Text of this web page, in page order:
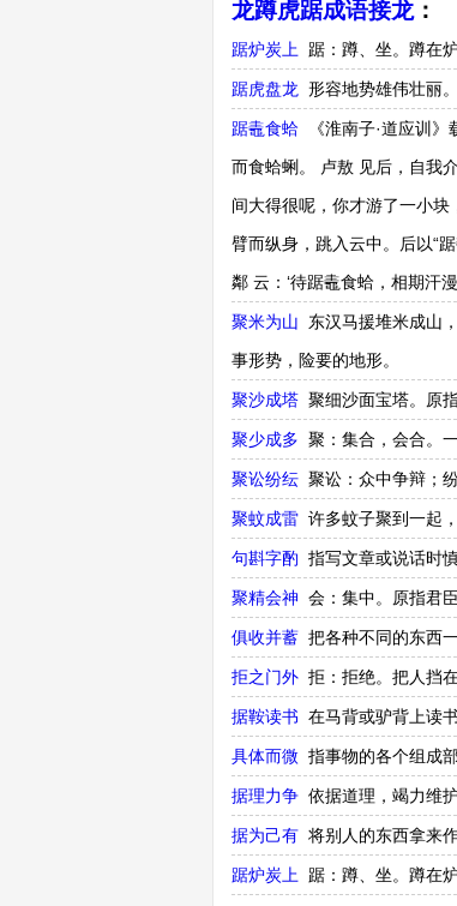
龙蹲虎踞成语接龙：
踞炉炭上 踞：蹲、坐。蹲在
踞虎盘龙 形容地势雄伟壮丽。
踞鼃食蛤
《淮南子·道应训
而食蛤蜊。 卢敖 见后，自我
间大得很呢，你才游了一小
臂而纵身，跳入云中。后以“
鄰 云：‘待踞鼃食蛤，相期汗
聚米为山
东汉马援堆米成山
事形势，险要的地形。
聚沙成塔 聚细沙面宝塔。原
聚少成多 聚：集合，会合。
聚讼纷纭 聚讼：众中争辩；
聚蚊成雷 许多蚊子聚到一起
句斟字酌 指写文章或说话时
聚精会神 会：集中。原指君
俱收并蓄 把各种不同的东西
拒之门外 拒：拒绝。把人挡
据鞍读书 在马背或驴背上读
具体而微 指事物的各个组成
据理力争 依据道理，竭力维
据为己有 将别人的东西拿来
踞炉炭上 踞：蹲、坐。蹲在